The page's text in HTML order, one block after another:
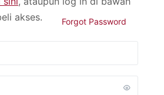
akses.
Forgot Password